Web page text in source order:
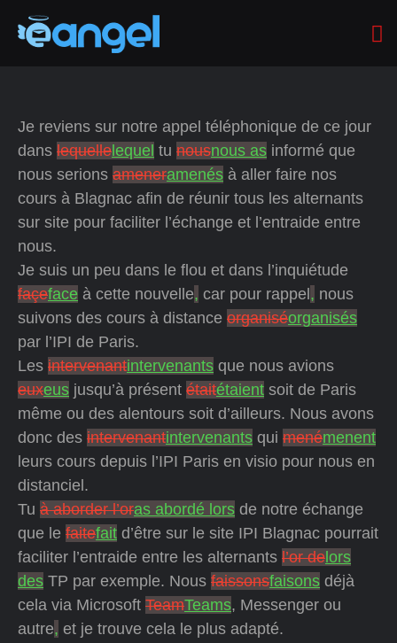
Je reviens sur notre appel téléphonique de ce jour
dans lequelle lequel tu nousnous as informé que
nous serions ameneramenés à aller faire nos
cours à Blagnac afin de réunir tous les alternants
sur site pour faciliter l’échange et l’entraide entre
nous.
Je suis un peu dans le flou et dans l’inquiétude
façeface à cette nouvelle, car pour rappel , nous
suivons des cours à distance organiséorganisés
par l’IPI de Paris.
Les intervenantintervenants que nous avions
euxeus jusqu’à présent étaitétaient soit de Paris
même ou des alentours soit d’ailleurs. Nous avons
donc des intervenantintervenants qui menémenent
leurs cours depuis l’IPI Paris en visio pour nous en
distanciel.
Tu à aborder l’oras abordé lors de notre échange
que le faitefait d’être sur le site IPI Blagnac pourrait
faciliter l’entraide entre les alternants l’or de lors
des TP par exemple. Nous faissonsfaisons déjà
cela via Microsoft TeamTeams, Messenger ou
autre, et je trouve cela le plus adapté.